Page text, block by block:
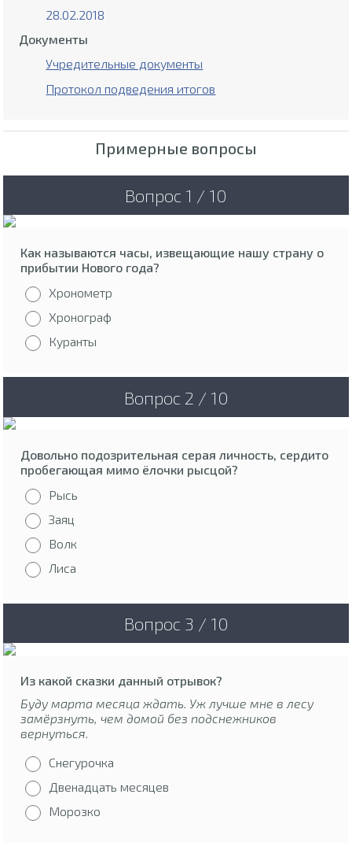
28.02.2018
Документы
Учредительные документы
Протокол подведения итогов
Примерные вопросы
Вопрос 1 / 10
Как называются часы, извещающие нашу страну о
прибытии Нового года?
Хронометр
Хронограф
Куранты
Вопрос 2 / 10
Довольно подозрительная серая личность, сердито
пробегающая мимо ёлочки рысцой?
Рысь
Заяц
Волк
Лиса
Вопрос 3 / 10
Из какой сказки данный отрывок?
Буду марта месяца ждать. Уж лучше мне в лесу
замёрзнуть, чем домой без подснежников
вернуться.
Снегурочка
Двенадцать месяцев
Морозко